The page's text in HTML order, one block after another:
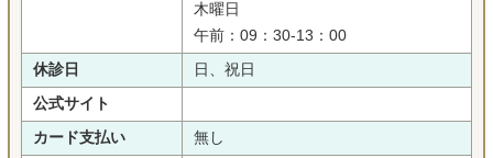
木曜日
午前：09：30-13：00
休診日 日、祝日
公式サイト
カード支払い 無し